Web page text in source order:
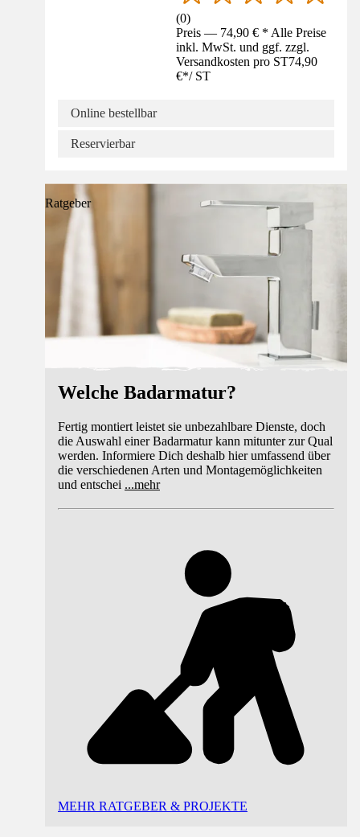
(0)
Preis — 74,90 € * Alle Preise
inkl. MwSt. und ggf. zzgl.
Versandkosten pro ST74,90
€*/ ST
Online bestellbar
Reservierbar
Ratgeber
Welche Badarmatur?
Fertig montiert leistet sie unbezahlbare Dienste, doch
die Auswahl einer Badarmatur kann mitunter zur Qual
werden. Informiere Dich deshalb hier umfassend über
die verschiedenen Arten und Montagemöglichkeiten
und entschei ...mehr
MEHR RATGEBER & PROJEKTE